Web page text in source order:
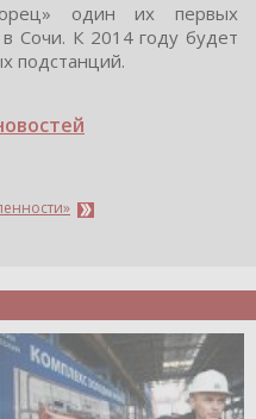
один их первых
Сочи. К 2014 году будет
подстанций.